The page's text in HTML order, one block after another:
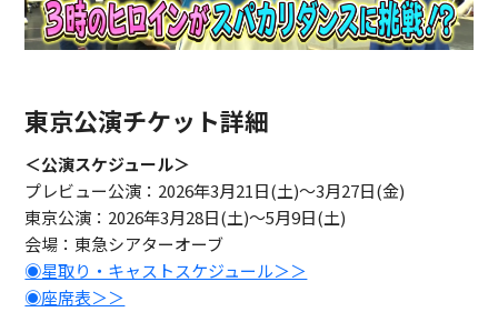
東京公演チケット詳細
＜公演スケジュール＞
プレビュー公演：2026年3月21日(土)～3月27日(金)
東京公演：2026年3月28日(土)～5月9日(土)
会場：東急シアターオーブ
◉星取り・キャストスケジュール＞＞
◉座席表＞＞